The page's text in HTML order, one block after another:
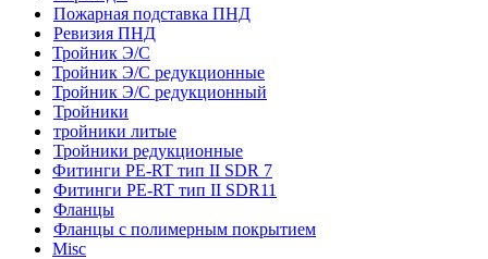
Пожарная подставка ПНД
Ревизия ПНД
Тройник Э/С
Тройник Э/С редукционные
Тройник Э/С редукционный
Тройники
тройники литые
Тройники редукционные
Фитинги PE-RT тип II SDR 7
Фитинги PE-RT тип II SDR11
Фланцы
Фланцы с полимерным покрытием
Misc